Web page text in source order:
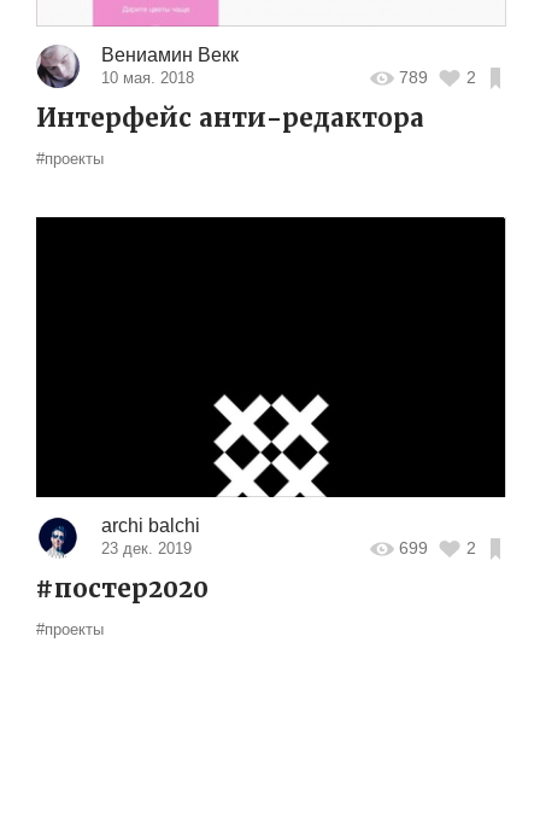
Вениамин Векк
10 мая. 2018 789 2
Интерфейс анти-редактора
#проекты
archi balchi
23 дек. 2019 699 2
#постер2020
#проекты